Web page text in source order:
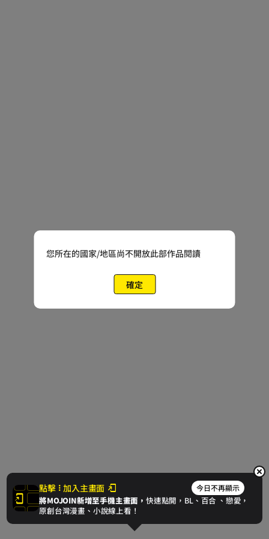
您所在的國家/地區尚不開放此部作品閱讀
確定
點擊 加入主畫面 今日不再顯示
將MOJOIN新增至手機主畫面，快速點開，BL、 百合 、戀愛，
原創台灣漫畫、小說線上看！